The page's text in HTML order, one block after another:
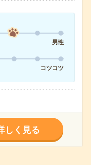
男性
コツコツ
しく見る